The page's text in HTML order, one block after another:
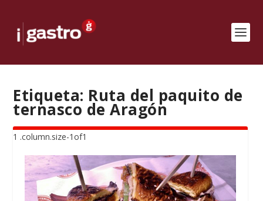
Etiqueta: Ruta del paquito de
ternasco de Aragón